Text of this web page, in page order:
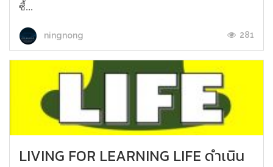
ซื้...
ningnong 281
LIVING FOR LEARNING LIFE ดำเนิน